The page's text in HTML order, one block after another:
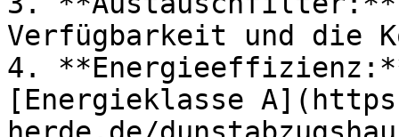
Verfügbarkeit und die
4.
[Energieklasse